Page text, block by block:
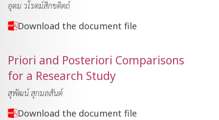
อุดม วโรตม์สิกขดิตถ์
Download the document file
Priori and Posteriori Comparisons
for a Research Study
สุพัฒน์ สุกมลสันต์
Download the document file